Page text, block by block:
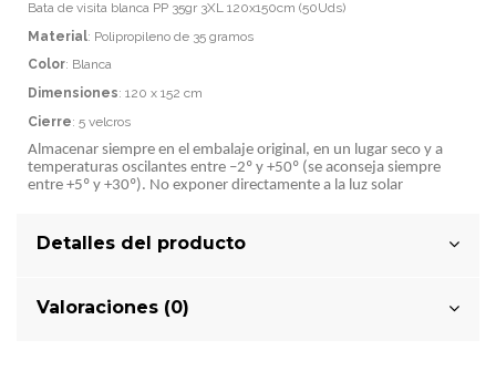
Bata de visita blanca PP 35gr 3XL 120x150cm (50Uds)
Material: Polipropileno de 35 gramos
Color: Blanca
Dimensiones: 120 x 152 cm
Cierre: 5 velcros
Almacenar siempre en el embalaje original, en un lugar seco y a
temperaturas oscilantes entre –2º y +50º (se aconseja siempre
entre +5º y +30º). No exponer directamente a la luz solar
Detalles del producto
Valoraciones (0)